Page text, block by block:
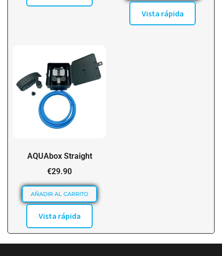
Vista rápida
AQUAbox Straight
€29.90
AÑADIR AL CARRITO
Vista rápida